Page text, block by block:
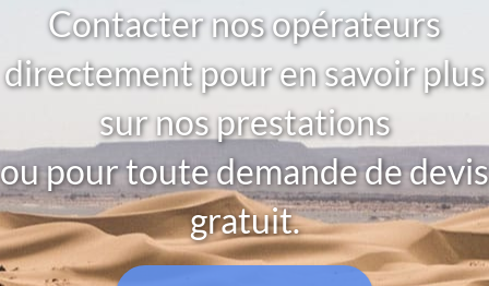
Contacter nos opérateurs
directement pour en savoir plus
sur nos prestations
ou pour toute demande de devis
gratuit.